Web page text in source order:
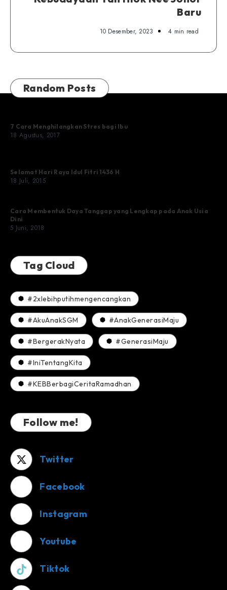
Baru
10 Desember, 2023 4 min read
Random Posts
7 Cara Menghilangkan Stres bagi Ibu
18 Agustus, 2017
Selamat Hari Raya Idul Fitri 1436 H
18 Juli, 2015
Cara Membentuk Daya Tanggap yang Lengkap pada Anak Usia
Dini
5 Juni, 2018
Tag Cloud
#2xlebihputihmengencangkan
#AkuAnakSGM #AnakGenerasiMaju
#BergerakNyata #GenerasiMaju
#IniTentangKita
#KEBBerbagiCeritaRamadhan
Follow me!
Twitter
Facebook
Instagram
Youtube
Tiktok